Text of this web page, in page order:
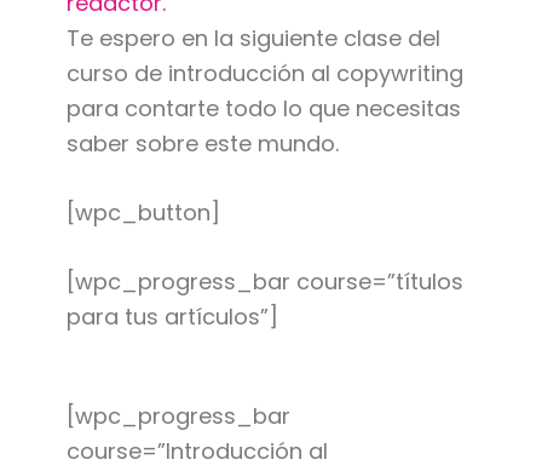
Te espero en la siguiente clase del
curso de introducción al copywriting
para contarte todo lo que necesitas
saber sobre este mundo.
[wpc_button]
[wpc_progress_bar course=”títulos
para tus artículos”]
[wpc_progress_bar
course=”Introducción al